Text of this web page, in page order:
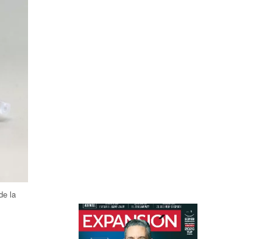
la